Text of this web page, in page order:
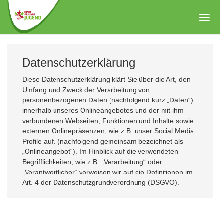
Zum
Hauptinhalt
springen
Datenschutzerklärung
Diese Datenschutzerklärung klärt Sie über die Art, den
Umfang und Zweck der Verarbeitung von
personenbezogenen Daten (nachfolgend kurz „Daten“)
innerhalb unseres Onlineangebotes und der mit ihm
verbundenen Webseiten, Funktionen und Inhalte sowie
externen Onlinepräsenzen, wie z.B. unser Social Media
Profile auf. (nachfolgend gemeinsam bezeichnet als
„Onlineangebot“). Im Hinblick auf die verwendeten
Begrifflichkeiten, wie z.B. „Verarbeitung“ oder
„Verantwortlicher“ verweisen wir auf die Definitionen im
Art. 4 der Datenschutzgrundverordnung (DSGVO).